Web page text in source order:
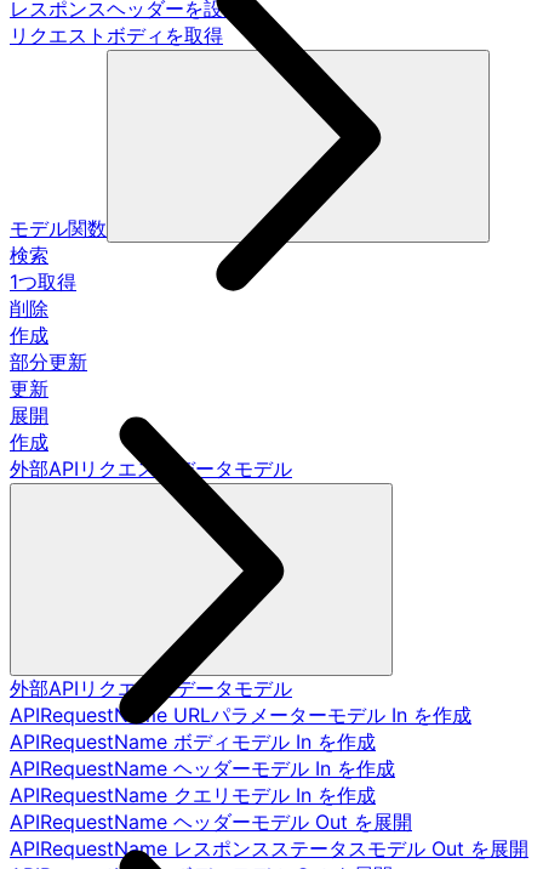
レスポンスヘッダーを設定
リクエストボディを取得
モデル関数
検索
1つ取得
削除
作成
部分更新
更新
展開
作成
外部APIリクエストデータモデル
外部APIリクエストデータモデル
APIRequestName URLパラメーターモデル In を作成
APIRequestName ボディモデル In を作成
APIRequestName ヘッダーモデル In を作成
APIRequestName クエリモデル In を作成
APIRequestName ヘッダーモデル Out を展開
APIRequestName レスポンスステータスモデル Out を展開